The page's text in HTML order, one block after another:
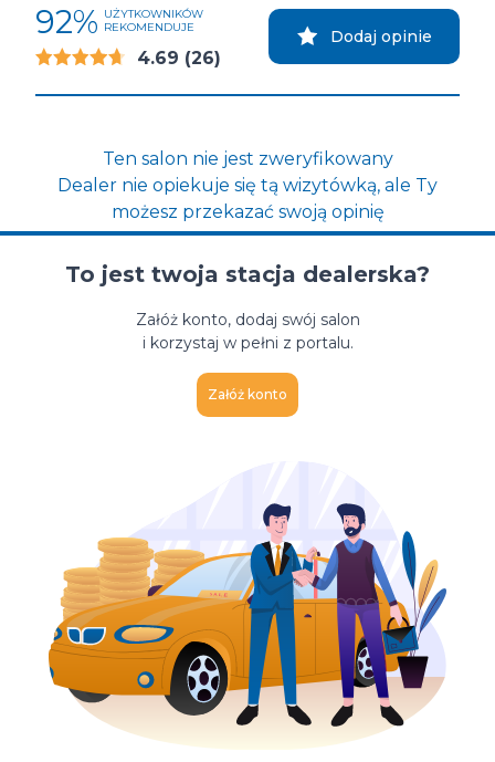
92% UŻYTKOWNIKÓW
REKOMENDUJE
4.69 (26)
Dodaj opinie
Ten salon nie jest zweryfikowany
Dealer nie opiekuje się tą wizytówką, ale Ty
możesz przekazać swoją opinię
To jest twoja stacja dealerska?
Załóż konto, dodaj swój salon
i korzystaj w pełni z portalu.
Załóż konto